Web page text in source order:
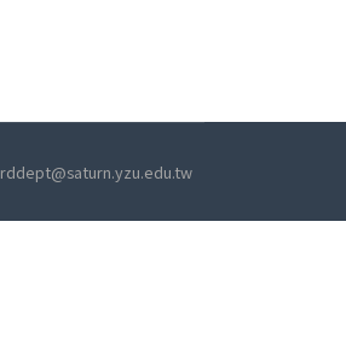
rddept@saturn.yzu.edu.tw